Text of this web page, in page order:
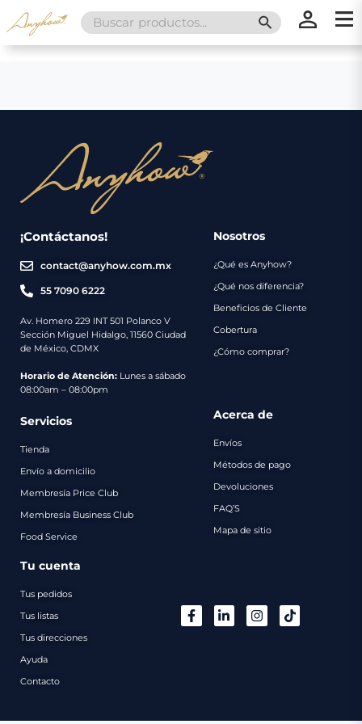
Search
for:
SEARCH
¡Contáctanos!
contact@anyhow.com.mx
55 7090 6222
Av. Homero 229 INT 501 Polanco V
Sección Miguel Hidalgo, 11560 Ciudad
de México, CDMX
Horario de Atención: Lunes a sábado
08:00am – 08:00pm
Nosotros
¿Qué es Anyhow?
¿Qué nos diferencia?
Beneficios de Cliente
Cobertura
¿Cómo comprar?
Servicios
Tienda
Envío a domicilio
Membresía Price Club
Membresía Business Club
Food Service
Acerca de
Envíos
Métodos de pago
Devoluciones
FAQ’S
Mapa de sitio
Tu cuenta
Tus pedidos
Tus listas
Tus direcciones
Ayuda
Contacto
Nosotros
Servicios
Envíos
Métodos
de
Catálogo
Regalos
Contacto